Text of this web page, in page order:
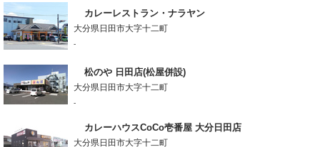
カレーレストラン・ナラヤン
大分県日田市大字十二町
-
松のや 日田店(松屋併設)
大分県日田市大字十二町
-
カレーハウスCoCo壱番屋 大分日田店
大分県日田市大字十二町